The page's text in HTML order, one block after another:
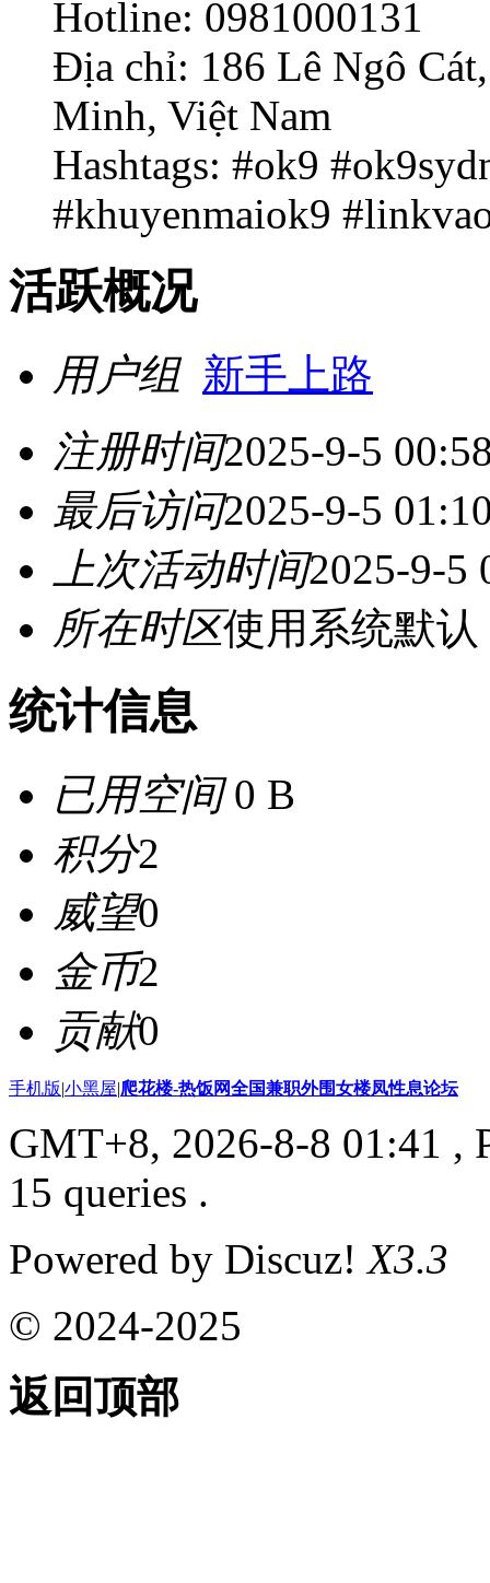
Hotline: 0981000131
Địa chỉ: 186 Lê Ngô
Minh, Việt Nam
Hashtags: #ok9
#khuyenmaiok9
活跃概况
用户组 新手上路
注册时间2025-9-5
最后访问2025-9-5
上次活动时间2025-9-5
所在时区使用系统默认
统计信息
已用空间0 B
积分2
威望0
金币2
贡献0
手机版|小黑屋|爬花楼-热饭网全国兼职外围女楼凤性息论坛
GMT+8, 2026-8-8 01:41 ,
15 queries .
Powered by Discuz!X3.3
© 2024-2025
返回顶部